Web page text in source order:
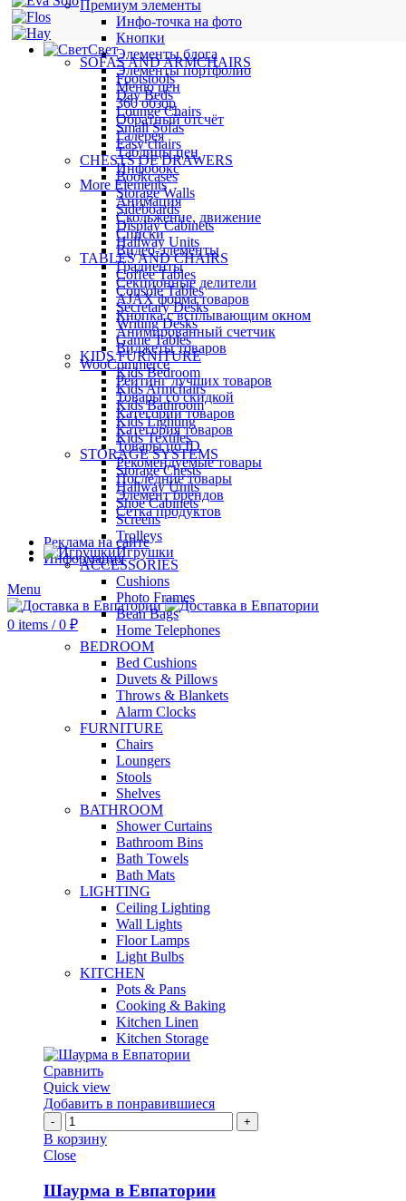
Премиум элементы
Инфо-точка на фото
Кнопки
Элементы блога
Элементы портфолио
Меню цен
360 обзор
Обратный отсчёт
Галерея
Таблицы цен
Инфобокс
More Elements
Анимация
Скольжение, движение
Списки
Видео-элементы
Градиенты
Секционные делители
AJAX форма товаров
Кнопка с всплывающим окном
Анимированный счетчик
Виджеты товаров
WooCommerce
Рейтинг лучших товаров
Товары со скидкой
Категории товаров
Категория товаров
Товары по ID
Рекомендуемые товары
Последние товары
Элемент брендов
Сетка продуктов
Реклама на сайте
Информация
Menu
0 items / 0 ₽
Свет
SOFAS AND ARMCHAIRS
Footstools
Day Beds
Lounge Chairs
Small Sofas
Easy chairs
CHESTS OF DRAWERS
Bookcases
Storage Walls
Sideboards
Display Cabinets
Hallway Units
TABLES AND CHAIRS
Coffee Tables
Console Tables
Secretary Desks
Writing Desks
Game Tables
KIDS FURNITURE
Kids Bedroom
Kids Armchairs
Kids Bathroom
Kids Lighting
Kids Textiles
STORAGE SYSTEMS
Storage Chests
Hallway Units
Shoe Cabinets
Screens
Trolleys
Игрушки
ACCESSORIES
Cushions
Photo Frames
Bean Bags
Home Telephones
BEDROOM
Bed Cushions
Duvets & Pillows
Throws & Blankets
Alarm Clocks
FURNITURE
Chairs
Loungers
Stools
Shelves
BATHROOM
Shower Curtains
Bathroom Bins
Bath Towels
Bath Mats
LIGHTING
Ceiling Lighting
Wall Lights
Floor Lamps
Light Bulbs
KITCHEN
Pots & Pans
Cooking & Baking
Kitchen Linen
Kitchen Storage
Сравнить
Quick view
Добавить в понравившиеся
Количество
Шаурма
в
В корзину
Close
Шаурма в Евпатории